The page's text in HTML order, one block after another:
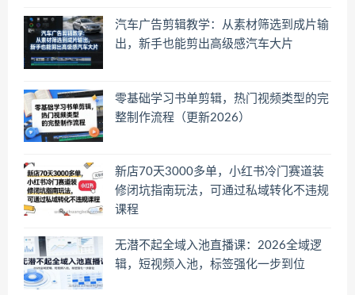
汽车广告剪辑教学：从素材筛选到成片输
出，新手也能剪出高级感汽车大片
零基础学习书单剪辑，热门视频类型的完
整制作流程（更新2026）
新店70天3000多单，小红书冷门赛道装
修闭坑指南玩法，可通过私域转化不违规
课程
无潜不起全域入池直播课：2026全域逻
辑，短视频入池，标签强化一步到位